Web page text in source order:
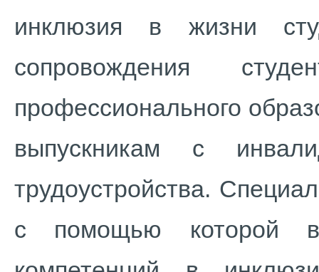
инклюзия в жизни
сопровождения
профессионального
выпускникам с
трудоустройства.
с помощью которой